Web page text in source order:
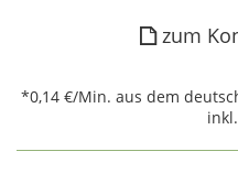
zum
*0,14 €/Min. aus dem